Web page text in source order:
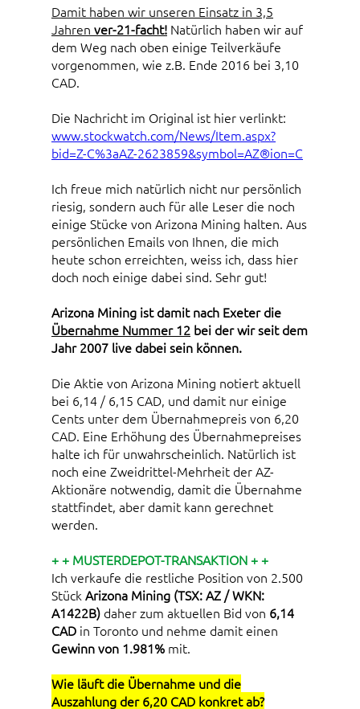
Damit haben wir unseren Einsatz in 3,5
Jahren ver-21-facht! Natürlich haben wir auf
dem Weg nach oben einige Teilverkäufe
vorgenommen, wie z.B. Ende 2016 bei 3,10
CAD.
Die Nachricht im Original ist hier verlinkt:
www.stockwatch.com/News/Item.aspx?
bid=Z-C%3aAZ-2623859&symbol=AZ®ion=C
Ich freue mich natürlich nicht nur persönlich
riesig, sondern auch für alle Leser die noch
einige Stücke von Arizona Mining halten. Aus
persönlichen Emails von Ihnen, die mich
heute schon erreichten, weiss ich, dass hier
doch noch einige dabei sind. Sehr gut!
Arizona Mining ist damit nach Exeter die
Übernahme Nummer 12 bei der wir seit dem
Jahr 2007 live dabei sein können.
Die Aktie von Arizona Mining notiert aktuell
bei 6,14 / 6,15 CAD, und damit nur einige
Cents unter dem Übernahmepreis von 6,20
CAD. Eine Erhöhung des Übernahmepreises
halte ich für unwahrscheinlich. Natürlich ist
noch eine Zweidrittel-Mehrheit der AZ-
Aktionäre notwendig, damit die Übernahme
stattfindet, aber damit kann gerechnet
werden.
+ + MUSTERDEPOT-TRANSAKTION + +
Ich verkaufe die restliche Position von 2.500
Stück Arizona Mining (TSX: AZ / WKN:
A1422B) daher zum aktuellen Bid von 6,14
CAD in Toronto und nehme damit einen
Gewinn von 1.981% mit.
Wie läuft die Übernahme und die
Auszahlung der 6,20 CAD konkret ab?